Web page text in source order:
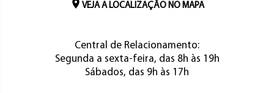
VEJA A LOCALIZAÇÃO NO MAPA
Central de Relacionamento:
Segunda a sexta-feira, das 8h às 19h
Sábados, das 9h às 17h